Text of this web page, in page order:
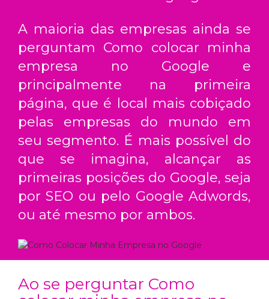
A maioria das empresas ainda se
perguntam Como colocar minha
empresa no Google e
principalmente na primeira
página, que é local mais cobiçado
pelas empresas do mundo em
seu segmento. É mais possível do
que se imagina, alcançar as
primeiras posições do Google, seja
por SEO ou pelo Google Adwords,
ou até mesmo por ambos.
Ao se perguntar Como